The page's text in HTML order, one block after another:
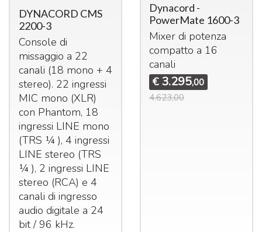
DYNACORD CMS
2200-3
Console di
missaggio a 22
canali (18 mono + 4
stereo). 22 ingressi
MIC mono (XLR)
con Phantom, 18
ingressi LINE mono
(TRS ¼ ), 4 ingressi
LINE stereo (TRS
¼ ), 2 ingressi LINE
stereo (RCA) e 4
canali di ingresso
audio digitale a 24
bit / 96 kHz.
Dynacord -
PowerMate 1600-3
Mixer di potenza
compatto a 16
canali
€ 3.295,00
4.623,00